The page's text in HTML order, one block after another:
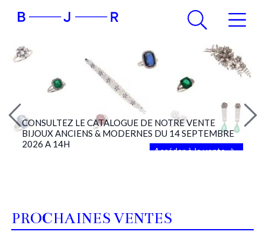
CONSULTEZ LE CATALOGUE DE NOTRE VENTE
BIJOUX ANCIENS & MODERNES DU 14 SEPTEMBRE
2026 A 14H
Accéder à la vente
PROCHAINES VENTES